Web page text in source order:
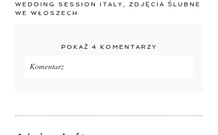
WEDDING SESSION ITALY
ZDJĘCIA ŚLUBNE
WE WŁOSZECH
POKAŻ 4 KOMENTARZY
Komentarz